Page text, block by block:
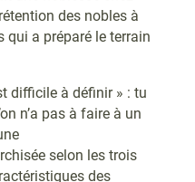
des nobles à
qui a préparé le terrain
difficile à définir » : tu
n’a pas à faire à un
selon les trois
des